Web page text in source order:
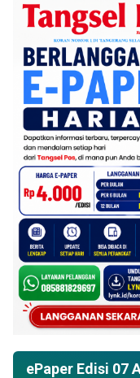
ePaper Edisi 07